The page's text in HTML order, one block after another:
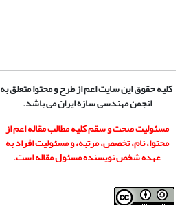
کلیه حقوق این سایت اعم از طرح و محتوا متعلق به
انجمن مهندسی سازه ایران می باشد.
مسئولیت صحت و سقم کلیه مطالب مقاله اعم از
محتوا، نام، تخصص، مرتبه، و مسئولیت افراد به
عهده شخص نویسنده مسئول مقاله است.